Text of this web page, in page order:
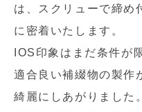
は、スクリューで締め
に密着いたします。
IOS印象はまだ条件が
適合良い補綴物の製作
綺麗にしあがりました。